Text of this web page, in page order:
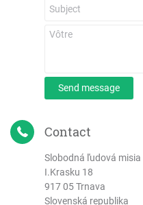
Send message
Contact
Slobodná ľudová misia
I.Krasku 18
917 05 Trnava
Slovenská republika